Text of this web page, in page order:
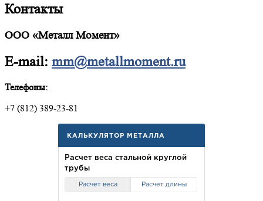
Контакты
ООО «Металл Момент»
E-mail: mm@metallmoment.ru
Телефоны:
+7 (812) 389-23-81